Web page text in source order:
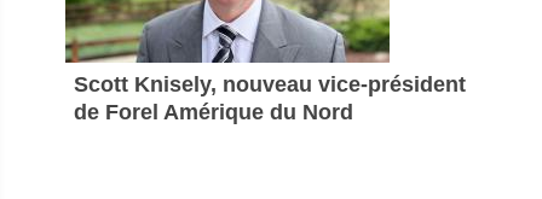
Scott Knisely, nouveau vice-président
de Forel Amérique du Nord